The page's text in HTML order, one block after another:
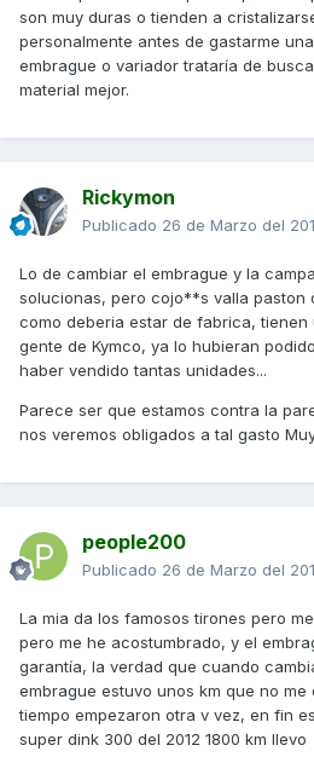
son muy duras o tienden a
personalmente antes de gastarme
embrague o variador trataría de
material mejor.
Rickymon
Publicado 26 de Marzo del
Lo de cambiar el embrague y la
solucionas, pero cojo**s valla paston
como deberia estar de fabrica, tienen
gente de Kymco, ya lo hubieran
haber vendido tantas unidades...
Parece ser que estamos contra la
nos veremos obligados a tal gasto
people200
Publicado 26 de Marzo del
La mia da los famosos tirones pero
pero me he acostumbrado, y el
garantía, la verdad que cuando
embrague estuvo unos km que no
tiempo empezaron otra v vez, en fin
super dink 300 del 2012 1800 km llevo